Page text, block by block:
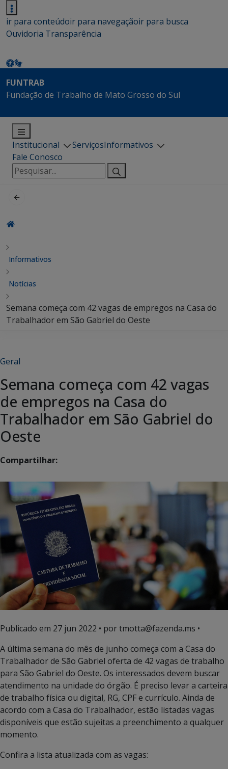
ir para conteúdoir para navegaçãoir para busca
Ouvidoria Transparência
FUNTRAB
Fundação de Trabalho de Mato Grosso do Sul
Institucional ServiçosInformativos
Fale Conosco
Pesquisar
por:
Informativos
Notícias
Semana começa com 42 vagas de empregos na Casa do
Trabalhador em São Gabriel do Oeste
Geral
Semana começa com 42 vagas
de empregos na Casa do
Trabalhador em São Gabriel do
Oeste
Compartilhar:
Publicado em 27 jun 2022 • por tmotta@fazenda.ms •
A última semana do mês de junho começa com a Casa do
Trabalhador de São Gabriel oferta de 42 vagas de trabalho
para São Gabriel do Oeste. Os interessados devem buscar
atendimento na unidade do órgão. É preciso levar a carteira
de trabalho física ou digital, RG, CPF e currículo. Ainda de
acordo com a Casa do Trabalhador, estão listadas vagas
disponíveis que estão sujeitas a preenchimento a qualquer
momento.
Confira a lista atualizada com as vagas: